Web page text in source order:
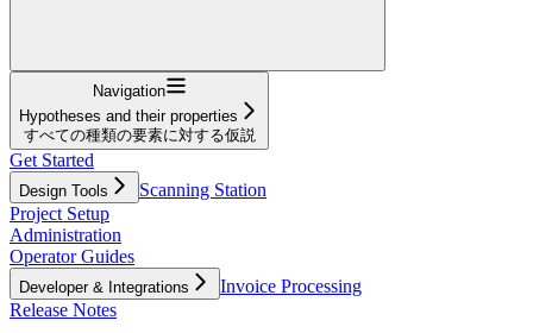
Navigation
Hypotheses and their properties
すべての種類の要素に対する仮説
Get Started
Design Tools
Scanning Station
Project Setup
Administration
Operator Guides
Developer & Integrations
Invoice Processing
Release Notes